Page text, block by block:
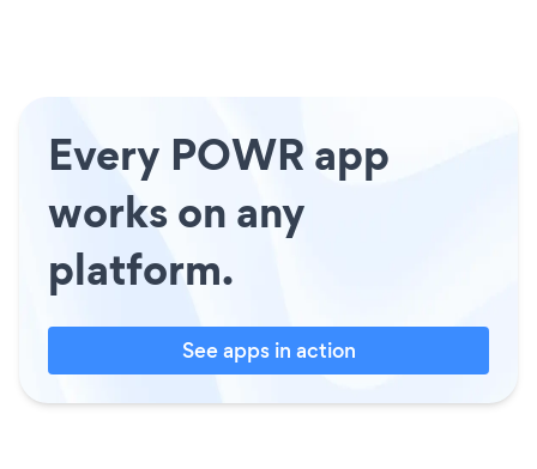
Every POWR app
works on any
platform.
See apps in action